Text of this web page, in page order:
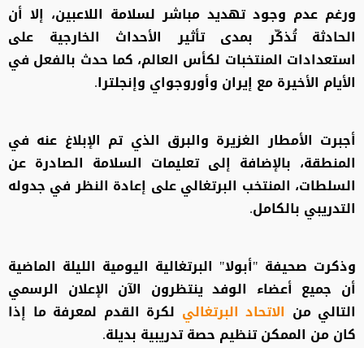
ورغم عدم وجود تهديد مباشر لسلامة اللاعبين، إلا أن
الحادثة تُذكّر بمدى تأثير الأحداث الخارجية على
استعدادات المنتخبات لكأس العالم، كما حدث بالفعل في
الأيام الأخيرة مع إيران وأوروجواي وإنجلترا.
أجبرت الأمطار الغزيرة والبرق الذي تم الإبلاغ عنه في
المنطقة، بالإضافة إلى تعليمات السلامة الصادرة عن
السلطات، المنتخب البرتغالي على إعادة النظر في جدوله
التدريبي بالكامل.
وذكرت صحيفة "أبولا" البرتغالية اليومية الليلة الماضية
أن جميع أعضاء الوفد ينتظرون الآن الإعلان الرسمي
التالي من الاتحاد البرتغالي لكرة القدم لمعرفة ما إذا
كان من الممكن تنظيم حصة تدريبية بديلة.